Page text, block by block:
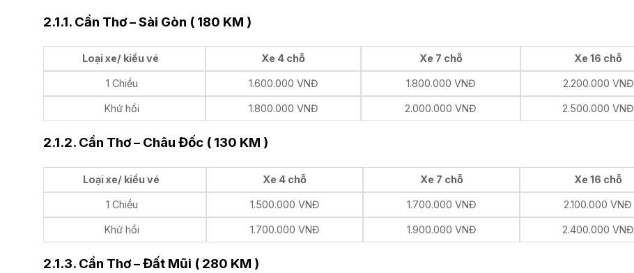
2.1.1. Cần Thơ – Sài Gòn ( 180 KM )
Loại xe/ kiểu vé Xe 4 chỗ Xe 7 chỗ Xe 16 chỗ
1 Chiều 1.600.000 VNĐ 1.800.000 VNĐ 2.200.000 VNĐ
Khứ hồi 1.800.000 VNĐ 2.000.000 VNĐ 2.500.000 VNĐ
2.1.2. Cần Thơ – Châu Đốc ( 130 KM )
Loại xe/ kiểu vé Xe 4 chỗ Xe 7 chỗ Xe 16 chỗ
1 Chiều 1.500.000 VNĐ 1.700.000 VNĐ 2.100.000 VNĐ
Khứ hồi 1.700.000 VNĐ 1.900.000 VNĐ 2.400.000 VNĐ
2.1.3. Cần Thơ – Đất Mũi ( 280 KM )